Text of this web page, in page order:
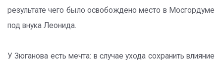
результате чего было освобождено место в Мосгордуме
под внука Леонида.
У Зюганова есть мечта: в случае ухода сохранить влияние